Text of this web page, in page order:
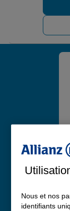
Nous et nos
identifiants